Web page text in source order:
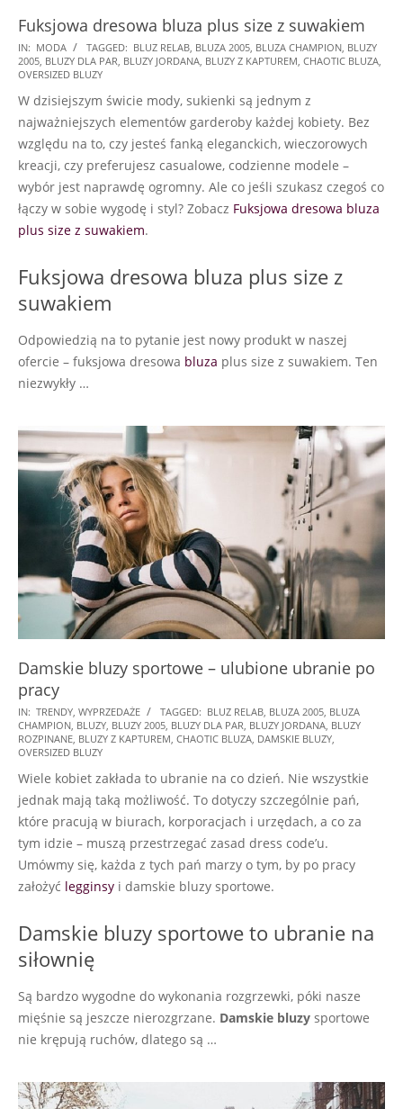
Fuksjowa dresowa bluza plus size z suwakiem
2024-
06-
IN: MODA TAGGED: BLUZ RELAB, BLUZA 2005, BLUZA CHAMPION, BLUZY
2005, BLUZY DLA PAR, BLUZY JORDANA, BLUZY Z KAPTUREM, CHAOTIC BLUZA,
OVERSIZED BLUZY
W dzisiejszym świcie mody, sukienki są jednym z
najważniejszych elementów garderoby każdej kobiety. Bez
względu na to, czy jesteś fanką eleganckich, wieczorowych
kreacji, czy preferujesz casualowe, codzienne modele –
wybór jest naprawdę ogromny. Ale co jeśli szukasz czegoś co
łączy w sobie wygodę i styl? Zobacz Fuksjowa dresowa bluza
plus size z suwakiem.
Fuksjowa dresowa bluza plus size z
suwakiem
Odpowiedzią na to pytanie jest nowy produkt w naszej
ofercie – fuksjowa dresowa bluza plus size z suwakiem. Ten
niezwykły …
Damskie bluzy sportowe – ulubione ubranie po
pracy
2018-
01-
07
IN: TRENDY WYPRZEDAŻE TAGGED: BLUZ RELAB BLUZA 2005 BLUZA
CHAMPION BLUZY BLUZY 2005 BLUZY DLA PAR BLUZY JORDANA BLUZY
ROZPINANE BLUZY Z KAPTUREM CHAOTIC BLUZA DAMSKIE BLUZY
OVERSIZED BLUZY
Wiele kobiet zakłada to ubranie na co dzień. Nie wszystkie
jednak mają taką możliwość. To dotyczy szczególnie pań,
które pracują w biurach, korporacjach i urzędach, a co za
tym idzie – muszą przestrzegać zasad dress code’u.
Umówmy się, każda z tych pań marzy o tym, by po pracy
założyć legginsy i damskie bluzy sportowe.
Damskie bluzy sportowe to ubranie na
siłownię
Są bardzo wygodne do wykonania rozgrzewki, póki nasze
mięśnie są jeszcze nierozgrzane. Damskie bluzy sportowe
nie krępują ruchów, dlatego są …